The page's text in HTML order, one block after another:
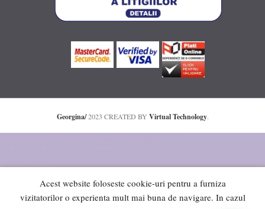
Georgina/ 2023 CREATED BY Virtual Technology.
Acest website foloseste cookie-uri pentru a furniza
vizitatorilor o experienta mult mai buna de navigare. In cazul